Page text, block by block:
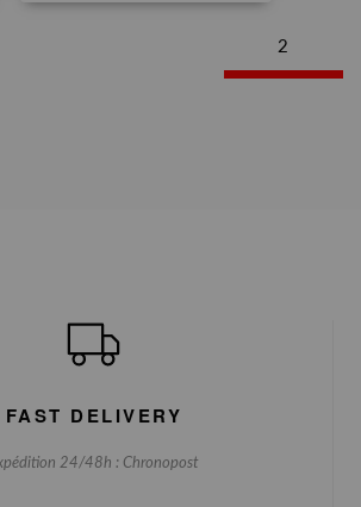
2
FAST DELIVERY
24/48h : Chronopost